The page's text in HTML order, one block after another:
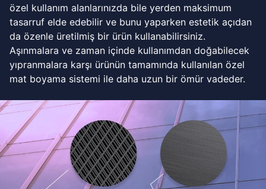
özel kullanım alanlarınızda bile yerden maksimum
tasarruf elde edebilir ve bunu yaparken estetik açıdan
da özenle üretilmiş bir ürün kullanabilirsiniz.
Aşınmalara ve zaman içinde kullanımdan doğabilecek
yıpranmalara karşı ürünün tamamında kullanılan özel
mat boyama sistemi ile daha uzun bir ömür vadeder.